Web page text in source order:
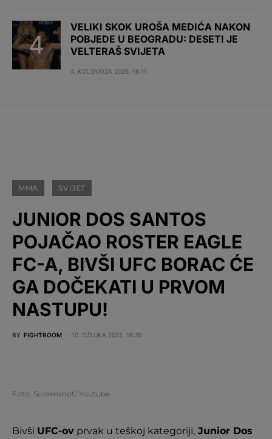
VELIKI SKOK UROŠA MEDIĆA NAKON
POBJEDE U BEOGRADU: DESETI JE
VELTERAŠ SVIJETA
4. KOLOVOZA 2026. 16:11
MMA SVIJET
JUNIOR DOS SANTOS
POJAČAO ROSTER EAGLE
FC-A, BIVŠI UFC BORAC ĆE
GA DOČEKATI U PRVOM
NASTUPU!
BY FIGHTROOM 10. OŽUJKA 2022. 16:30
Foto: Screenshot/ Youtube
Bivši UFC-ov prvak u teškoj kategoriji, Junior Dos